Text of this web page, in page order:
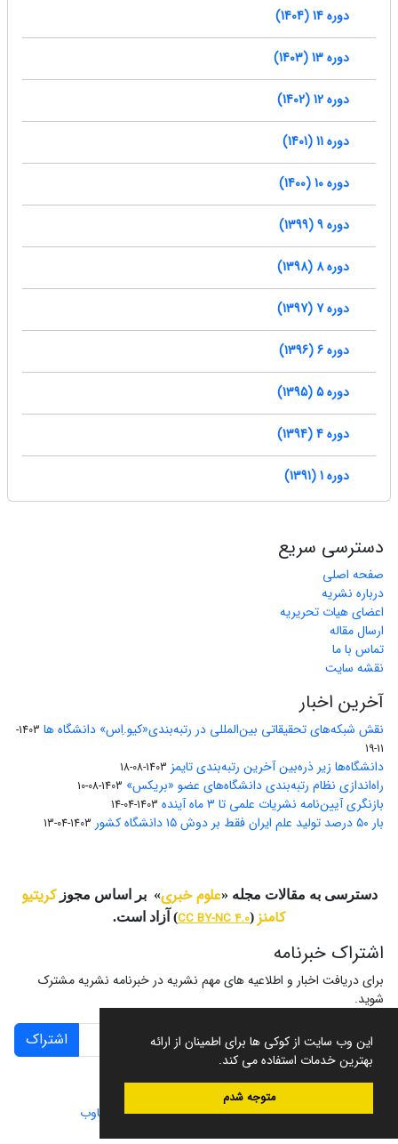
این وب سایت از کوکی ها برای اطمینان از ارائه
بهترین خدمات استفاده می کند.
متوجه شدم
دوره 14 (1404)
دوره 13 (1403)
دوره 12 (1402)
دوره 11 (1401)
دوره 10 (1400)
دوره 9 (1399)
دوره 8 (1398)
دوره 7 (1397)
دوره 6 (1396)
دوره 5 (1395)
دوره 4 (1394)
دوره 1 (1391)
دسترسی سریع
صفحه اصلی
درباره نشریه
اعضای هیات تحریریه
ارسال مقاله
تماس با ما
نقشه سایت
آخرین اخبار
نقش شبکه‌های تحقیقاتی بین‌المللی در رتبه‌بندی«کیو.اِس» دانشگاه ها
1403-
11-19
دانشگاه‌ها زیر ذره‌بین آخرین رتبه‌بندی تایمز 1403-08-18
راه‌اندازی نظام رتبه‌بندی دانشگاه‌‌های عضو «بریکس» 1403-08-10
بازنگری آیین‌نامه نشریات علمی تا ۳ ماه آینده 1403-04-14
بار ۵۰ درصد تولید علم ایران فقط بر دوش ۱۵ دانشگاه کشور 1403-04-13
دسترسی به مقالات مجله «علوم خبری» بر اساس مجوزکریتیو
کامنز (
CC BY-NC 4.0) آزاد است.
اشتراک خبرنامه
برای دریافت اخبار و اطلاعیه های مهم نشریه در خبرنامه نشریه مشترک
شوید.
اشتراک
سامانه مدیریت نشریات علمی.طراحی و پیاده سازی از سیناوب